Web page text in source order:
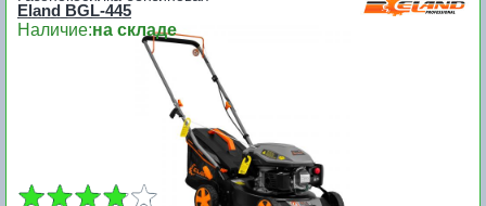
Eland BGL-445
Наличие:на складе